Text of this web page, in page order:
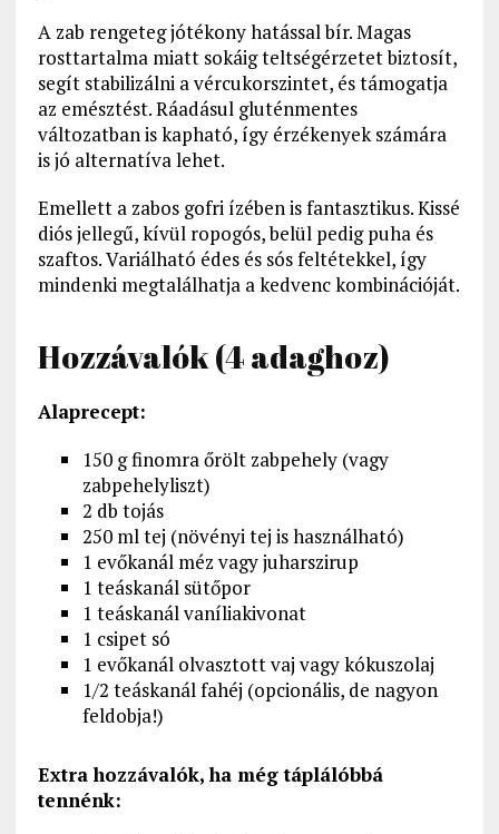
A zab rengeteg jótékony hatással bír. Magas
rosttartalma miatt sokáig teltségérzetet biztosít,
segít stabilizálni a vércukorszintet, és támogatja
az emésztést. Ráadásul gluténmentes
változatban is kapható, így érzékenyek számára
is jó alternatíva lehet.
Emellett a zabos gofri ízében is fantasztikus. Kissé
diós jellegű, kívül ropogós, belül pedig puha és
szaftos. Variálható édes és sós feltétekkel, így
mindenki megtalálhatja a kedvenc kombinációját.
Hozzávalók (4 adaghoz)
Alaprecept:
150 g finomra őrölt zabpehely (vagy
zabpehelyliszt)
2 db tojás
250 ml tej (növényi tej is használható)
1 evőkanál méz vagy juharszirup
1 teáskanál sütőpor
1 teáskanál vaníliakivonat
1 csipet só
1 evőkanál olvasztott vaj vagy kókuszolaj
1/2 teáskanál fahéj (opcionális, de nagyon
feldobja!)
Extra hozzávalók, ha még táplálóbbá
tennénk: